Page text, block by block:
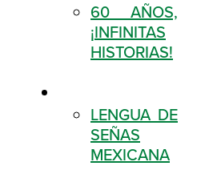
60 AÑOS,
¡INFINITAS
HISTORIAS!
LENGUA DE
SEÑAS
MEXICANA